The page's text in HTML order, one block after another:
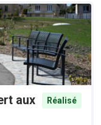
aux
Réalisé